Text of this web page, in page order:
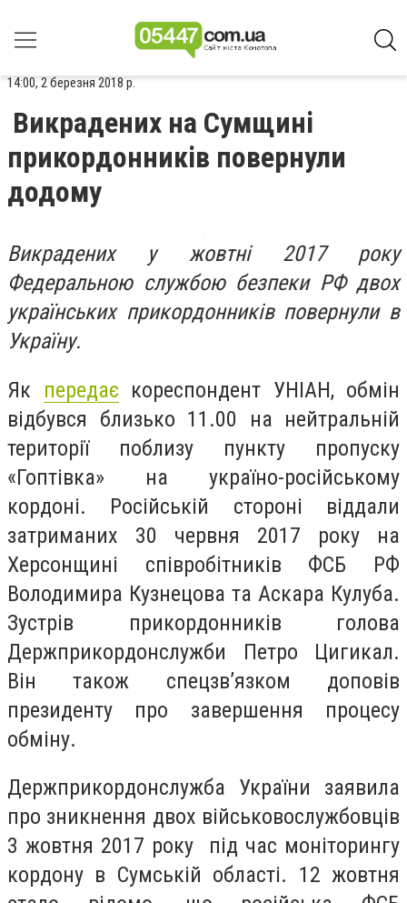
14:00, 2 березня 2018 р.
Викрадених на Сумщині
прикордонників повернули
додому
Викрадених у жовтні 2017 року
Федеральною службою безпеки РФ двох
українських прикордонників повернули в
Україну.
Як передає кореспондент УНІАН, обмін
відбувся близько 11.00 на нейтральній
території поблизу пункту пропуску
«Гоптівка» на україно-російському
кордоні. Російській стороні віддали
затриманих 30 червня 2017 року на
Херсонщині співробітників ФСБ РФ
Володимира Кузнецова та Аскара Кулуба.
Зустрів прикордонників голова
Держприкордонслужби Петро Цигикал.
Він також спецзв’язком доповів
президенту про завершення процесу
обміну.
Держприкордонслужба України заявила
про зникнення двох військовослужбовців
3 жовтня 2017 року під час моніторингу
кордону в Сумській області. 12 жовтня